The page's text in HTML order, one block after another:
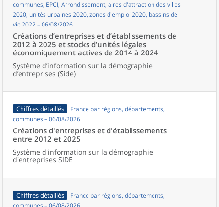
communes, EPCI, Arrondissement, aires d'attraction des villes
2020, unités urbaines 2020, zones d'emploi 2020, bassins de
vie 2022 – 06/08/2026
Créations d’entreprises et d’établissements de
2012 à 2025 et stocks d’unités légales
économiquement actives de 2014 à 2024
Système d’information sur la démographie
d’entreprises (Side)
Chiffres détaillés
France par régions, départements,
communes – 06/08/2026
Créations d'entreprises et d'établissements
entre 2012 et 2025
Système d'information sur la démographie
d'entreprises SIDE
Chiffres détaillés
France par régions, départements,
communes – 06/08/2026